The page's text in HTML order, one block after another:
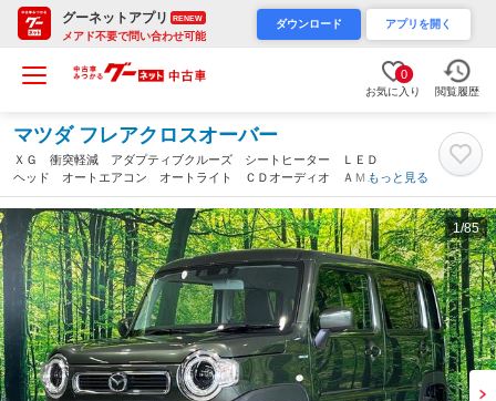
グーネットアプリ RENEW
メアド不要で問い合わせ可能
ダウンロード アプリを開く
0
お気に入り 閲覧履歴
マツダ フレアクロスオーバー
ＸＧ 衝突軽減 アダプティブクルーズ シートヒーター ＬＥＤ
ヘッド オートエアコン オートライト ＣＤオーディオ ＡＭ／
ＦＭラジオ スマートキー アイドリングストップ 横滑り防止
電動格納ミラー（長野県）
もっと見る
1/85